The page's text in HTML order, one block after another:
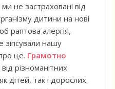
не застраховані від
дитини на нові
раптова алергія,
нашу
це. Грамотно
різноманітних
дітей, так і дорослих.